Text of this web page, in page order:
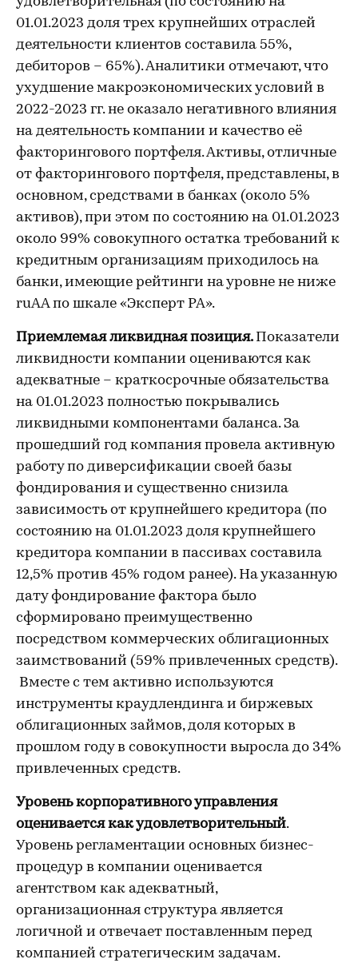
01.01.2023 доля трех крупнейших отраслей
деятельности клиентов составила 55%,
дебиторов – 65%). Аналитики отмечают, что
ухудшение макроэкономических условий в
2022-2023 гг. не оказало негативного влияния
на деятельность компании и качество её
факторингового портфеля. Активы, отличные
от факторингового портфеля, представлены, в
основном, средствами в банках (около 5%
активов), при этом по состоянию на 01.01.2023
около 99% совокупного остатка требований к
кредитным организациям приходилось на
банки, имеющие рейтинги на уровне не ниже
ruАА по шкале «Эксперт РА».
Приемлемая ликвидная позиция. Показатели
ликвидности компании оцениваются как
адекватные – краткосрочные обязательства
на 01.01.2023 полностью покрывались
ликвидными компонентами баланса. За
прошедший год компания провела активную
работу по диверсификации своей базы
фондирования и существенно снизила
зависимость от крупнейшего кредитора (по
состоянию на 01.01.2023 доля крупнейшего
кредитора компании в пассивах составила
12,5% против 45% годом ранее). На указанную
дату фондирование фактора было
сформировано преимущественно
посредством коммерческих облигационных
заимствований (59% привлеченных средств).
Вместе с тем активно используются
инструменты краудлендинга и биржевых
облигационных займов, доля которых в
прошлом году в совокупности выросла до 34%
привлеченных средств.
Уровень корпоративного управления
оценивается как удовлетворительный.
Уровень регламентации основных бизнес-
процедур в компании оценивается
агентством как адекватный,
организационная структура является
логичной и отвечает поставленным перед
компанией стратегическим задачам.